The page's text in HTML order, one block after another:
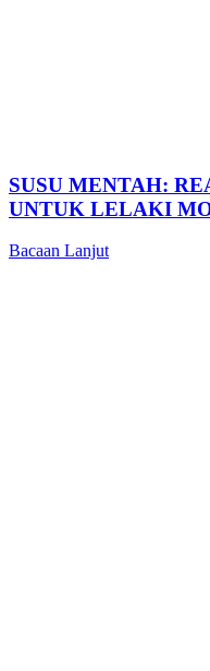
SUSU MENTAH:
UNTUK LELAKI
Bacaan Lanjut